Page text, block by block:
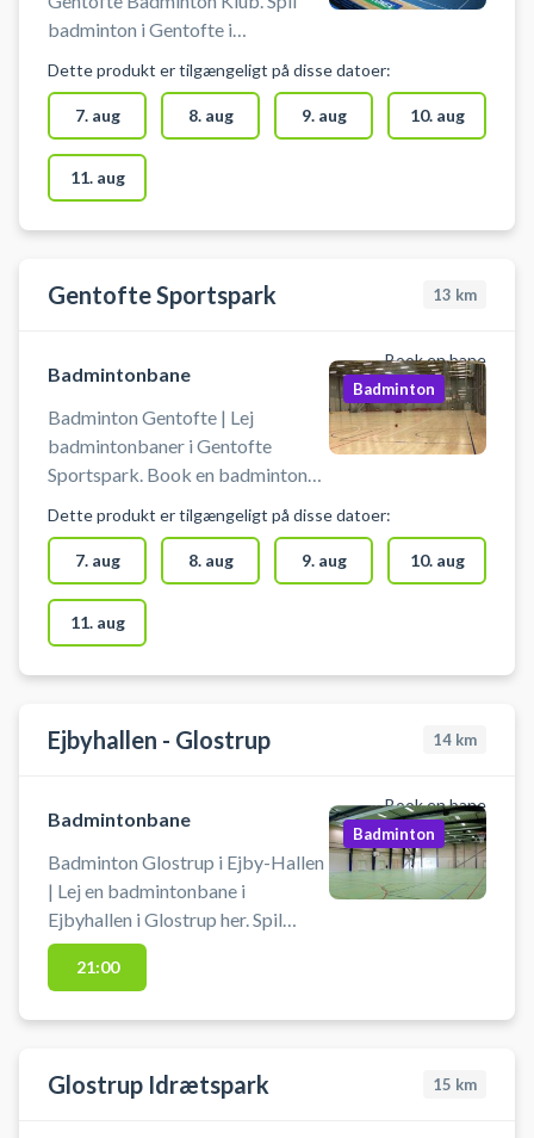
badminton i Gentofte i
Badminton Klub (GBK). Parkering
findes foran badmintonhallen, bad
og omklædning muligt. Medbring
selv bolde og ketchere samt
indendørs indendørssko med lyse
såler eller Non-Marking sko.
Dette produkt er tilgængeligt på disse datoer:
7. aug 8. aug 9. aug 10. aug
11. aug
Gentofte Sportspark 13 km
Book en bane
Badmintonbane
Badminton Gentofte | Lej
badmintonbaner i Gentofte
Sportspark. Book en badminton
Gentofte. Badmintonbanen kan
benyttes til ekstra træning, talent
træning eller kammeratlig
sportslig hygge. Du booker for 2-
4 personer pr. bane. Der kan
bookes op til 4 baner ved siden af
Badminton
Dette produkt er tilgængeligt på disse datoer:
7. aug 8. aug 9. aug 10. aug
11. aug
Ejbyhallen - Glostrup 14 km
Book en bane
Badmintonbane
Badminton Glostrup i Ejby-Hallen
| Lej en badmintonbane i
Ejbyhallen i Glostrup her. Spil
badminton i Glostrup på en af
badmintonbanerne i Ejbyhallen.
Badminton
21:00
Glostrup Idrætspark 15 km